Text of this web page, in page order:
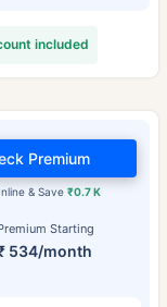
included
Starting
534/month
& Save ₹0.7 K
Premium